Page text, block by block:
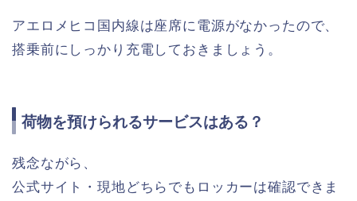
アエロメヒコ国内線は座席に電源がなかったので、
搭乗前にしっかり充電しておきましょう。
荷物を預けられるサービスはある？
残念ながら、
公式サイト・現地どちらでもロッカーは確認できま